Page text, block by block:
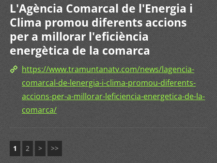
L'Agència Comarcal de l'Energia i
Clima promou diferents accions
per a millorar l'eficiència
energètica de la comarca
https://www.tramuntanatv.com/news/lagencia-
comarcal-de-lenergia-i-clima-promou-diferents-
accions-per-a-millorar-leficiencia-energetica-de-la-
comarca/
1 2 > >>